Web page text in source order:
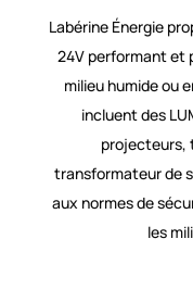
Labérine Énergie
24V performant et
milieu humide ou
incluent des
projecteurs,
transformateur de
aux normes de
les